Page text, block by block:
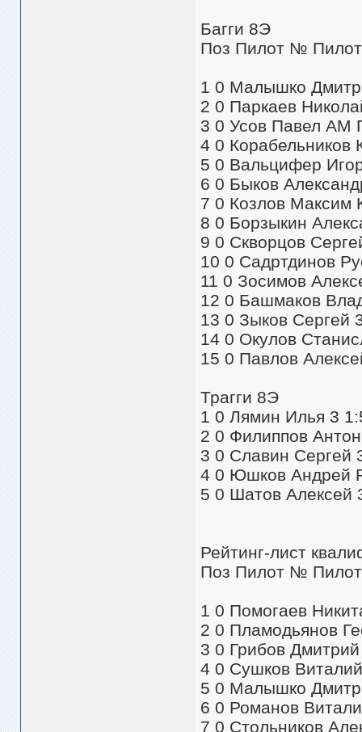
Багги 8Э
Поз Пилот № Пилот
1 0 Малышко
2 0 Паркаев
3 0 Усов Павел АМ
4 0 Корабельников
5 0 Вальцифер
6 0 Быков
7 0 Козлов Максим
8 0 Борзыкин
9 0 Скворцов
10 0 Садртдинов
11 0 Зосимов
12 0 Башмаков
13 0 Зыков Сергей
14 0 Окулов
15 0 Павлов
Трагги 8Э
1 0 Лямин Илья 3
2 0 Филиппов
3 0 Славин Сергей
4 0 Юшков Андрей
5 0 Шатов Алексей
Рейтинг-лист
Поз Пилот № Пилот
1 0 Помогаев
2 0 Пламодьянов
3 0 Грибов
4 0 Сушков
5 0 Малышко
6 0 Романов
7 0 Стольников